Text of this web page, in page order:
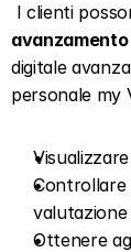
I clienti
digitale
personale my
Controllare
valutazione
Ottenere